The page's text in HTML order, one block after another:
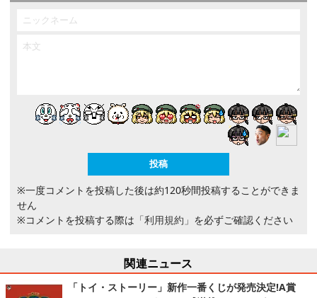
※一度コメントを投稿した後は約120秒間投稿することができま
せん
※コメントを投稿する際は 「利用規約」 を必ずご確認ください
関連ニュース
「トイ・ストーリー」新作一番くじが発売決定!A賞